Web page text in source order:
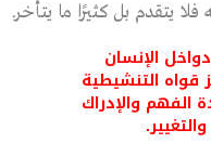
يتقدم بل كثيرًا ما يتأخر.
الإنسان
قواه التنشيطية
الفهم والإدراك